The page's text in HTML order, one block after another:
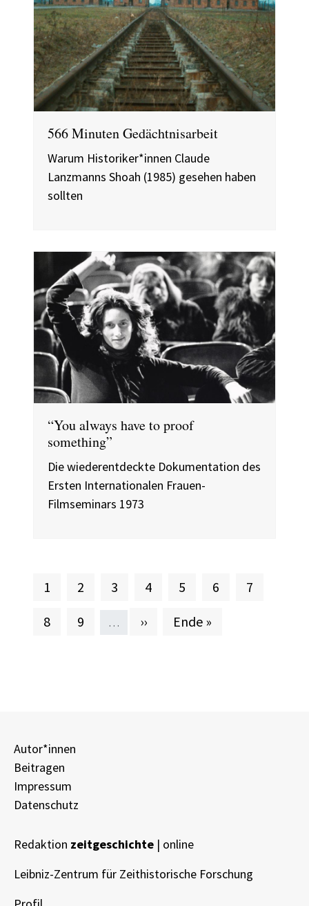
566 Minuten Gedächtnisarbeit
Warum Historiker*innen Claude
Lanzmanns Shoah (1985) gesehen haben
sollten
“You always have to proof
something”
Die wiederentdeckte Dokumentation des
Ersten Internationalen Frauen-
Filmseminars 1973
Aktuelle Seite
1 Seite
2 Seite
3 Seite
4 Seite
5 Seite
6 Seite
7
Seite
8 Seite
9 … Nächste Seite
›› Letzte Seite
Ende »
Autor*innen
Beitragen
Impressum
Datenschutz
Redaktion zeitgeschichte | online
Leibniz-Zentrum für Zeithistorische Forschung